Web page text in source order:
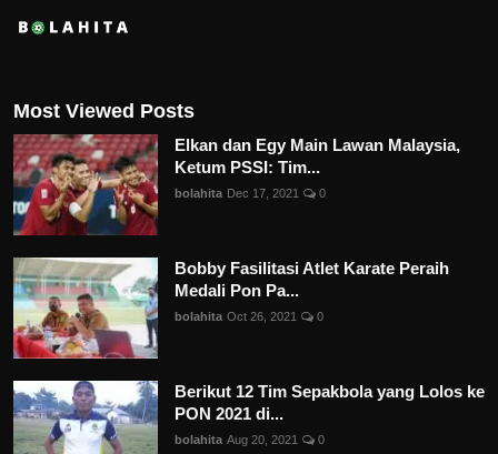
Most Viewed Posts
Elkan dan Egy Main Lawan Malaysia,
Ketum PSSI: Tim...
bolahita Dec 17, 2021 0
Bobby Fasilitasi Atlet Karate Peraih
Medali Pon Pa...
bolahita Oct 26, 2021 0
Berikut 12 Tim Sepakbola yang Lolos ke
PON 2021 di...
bolahita Aug 20, 2021 0